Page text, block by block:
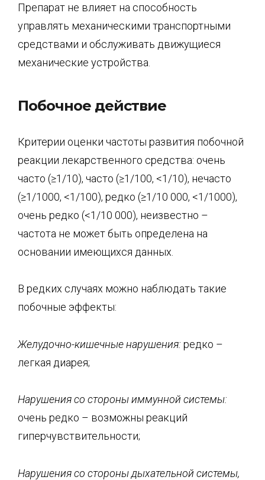
Препарат не влияет на способность
управлять механическими транспортными
средствами и обслуживать движущиеся
механические устройства.
Побочное действие
Критерии оценки частоты развития побочной
реакции лекарственного средства: очень
часто (≥1/10), часто (≥1/100, <1/10), нечасто
(≥1/1000, <1/100), редко (≥1/10 000, <1/1000),
очень редко (<1/10 000), неизвестно –
частота не может быть определена на
основании имеющихся данных.
В редких случаях можно наблюдать такие
побочные эффекты:
Желудочно-кишечные нарушения: редко –
легкая диарея;
Нарушения со стороны иммунной системы:
очень редко – возможны реакций
гиперчувствительности;
Нарушения со стороны дыхательной системы,